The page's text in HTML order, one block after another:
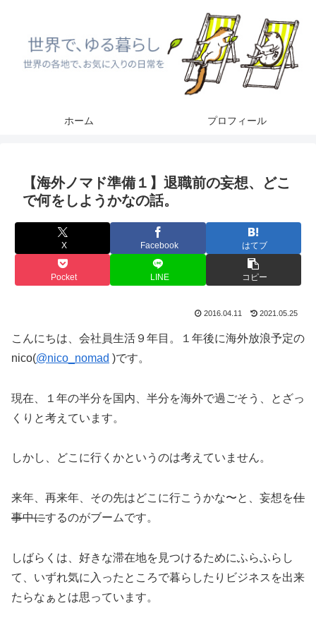
ホーム プロフィール
【海外ノマド準備１】退職前の妄想、どこ
で何をしようかなの話。
X Facebook はてブ
Pocket LINE コピー
2016.04.11 2021.05.25
こんにちは、会社員生活９年目。１年後に海外放浪予定の
nico(@nico_nomad )です。
現在、１年の半分を国内、半分を海外で過ごそう、とざっ
くりと考えています。
しかし、どこに行くかというのは考えていません。
来年、再来年、その先はどこに行こうかな〜と、妄想を仕
事中にするのがブームです。
しばらくは、好きな滞在地を見つけるためにふらふらし
て、いずれ気に入ったところで暮らしたりビジネスを出来
たらなぁとは思っています。